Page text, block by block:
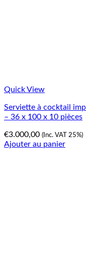
Quick View
Serviette à cocktail
– 36 x 100 x 10 pièces
€3.000,00 (Inc. VAT 25%)
Ajouter au panier